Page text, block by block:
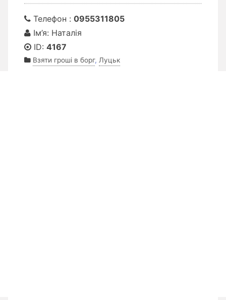
Телефон : 0955311805
Ім’я: Наталія
ID: 4167
Взяти гроші в борг, Луцьк